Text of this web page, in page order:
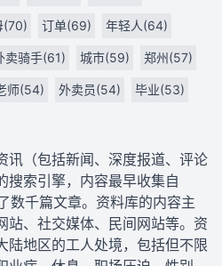
(70) 订单(69) 年轻人(64)
卖骑手(61) 城市(59) 郑州(57)
师(54) 外卖员(54) 毕业(53)
讯（包括新闻、深度报道、评论
搜索引擎，内容最早收集自
数千篇文章。资料库的内容主
站、社交媒体、民间网站等。资
陆地区的工人处境，包括但不限